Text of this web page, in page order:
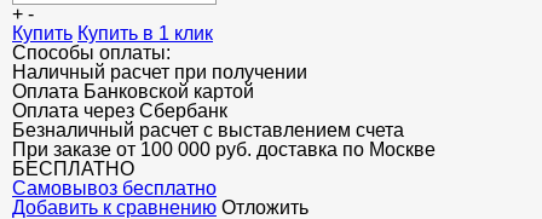
+ -
Купить Купить в 1 клик
Способы оплаты:
Наличный расчет при получении
Оплата Банковской картой
Оплата через Сбербанк
Безналичный расчет с выставлением счета
При заказе от 100 000 руб. доставка по Москве
БЕСПЛАТНО
Cамовывоз бесплатно
Добавить к сравнению Отложить